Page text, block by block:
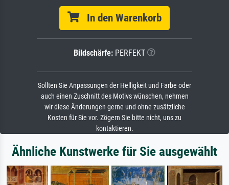
In den Warenkorb
Bildschärfe: PERFEKT
Sollten Sie Anpassungen der Helligkeit und Farbe oder
auch einen Zuschnitt des Motivs wünschen, nehmen
wir diese Änderungen gerne und ohne zusätzliche
Kosten für Sie vor. Zögern Sie bitte nicht, uns zu
kontaktieren.
Ähnliche Kunstwerke für Sie ausgewählt